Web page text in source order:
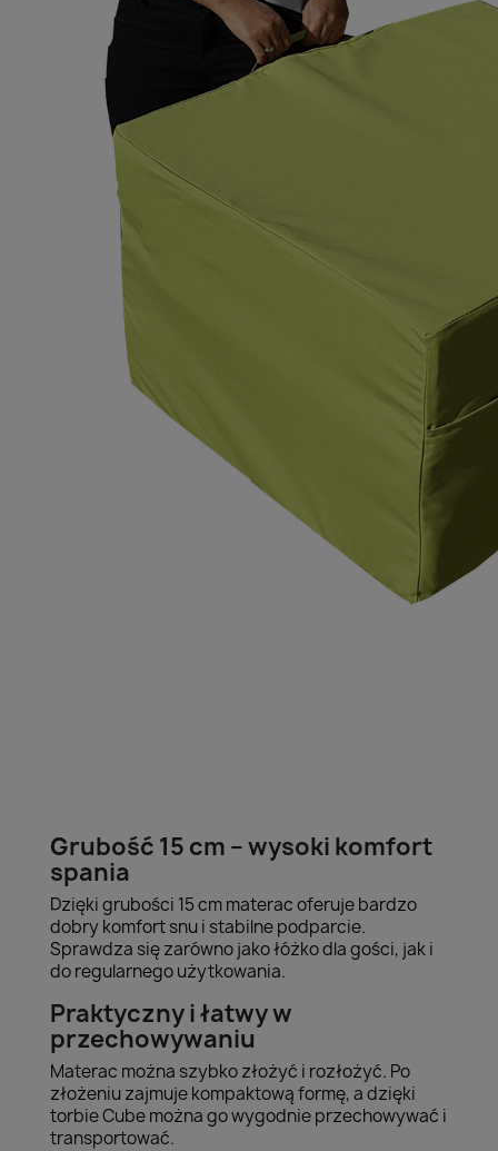
Grubość 15 cm – wysoki komfort
spania
Dzięki grubości 15 cm materac oferuje bardzo
dobry komfort snu i stabilne podparcie.
Sprawdza się zarówno jako łóżko dla gości, jak i
do regularnego użytkowania.
Praktyczny i łatwy w
przechowywaniu
Materac można szybko złożyć i rozłożyć. Po
złożeniu zajmuje kompaktową formę, a dzięki
torbie Cube można go wygodnie przechowywać i
transportować.